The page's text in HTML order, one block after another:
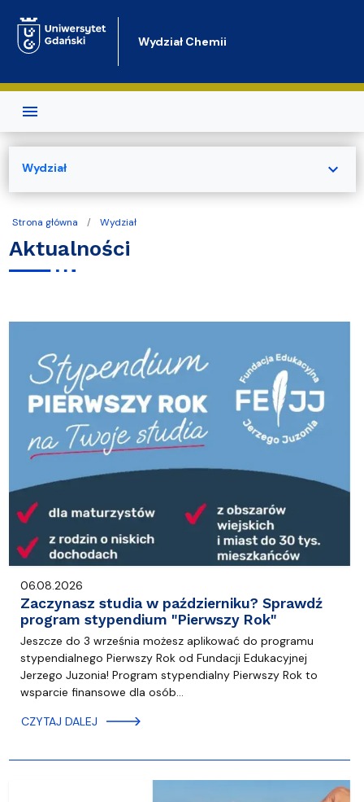
Wydział Chemii
Strona główna Wydział
Aktualności
06.08.2026
Zaczynasz studia w październiku? Sprawdź
program stypendium "Pierwszy Rok"
Jeszcze do 3 września możesz aplikować do programu
stypendialnego Pierwszy Rok od Fundacji Edukacyjnej
Jerzego Juzonia! Program stypendialny Pierwszy Rok to
wsparcie finansowe dla osób…
CZYTAJ DALEJ
Wydział expand_more